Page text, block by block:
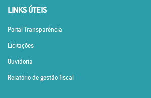
LINKS ÚTEIS
Portal Transparência
Licitações
Ouvidoria
Relatório de gestão fiscal